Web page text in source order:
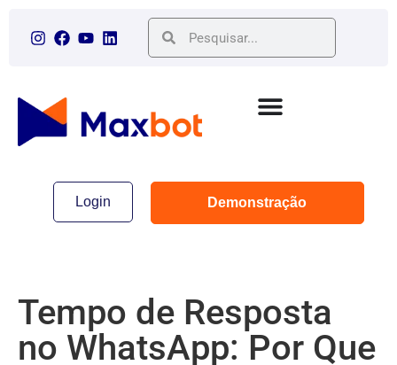
Login Demonstração
Tempo de Resposta
no WhatsApp: Por Que